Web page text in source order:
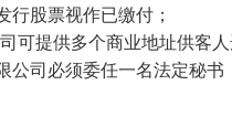
行股票视作已缴付；
可提供多个商业地址供客
公司必须委任一名法定秘